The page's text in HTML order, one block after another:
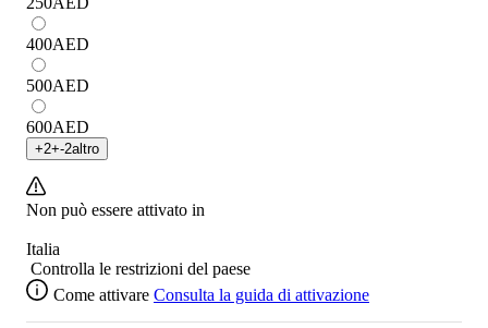
400AED
500AED
600AED
+2+-2altro
Non può essere attivato in
Italia
Controlla le restrizioni del paese
Come attivare Consulta la guida di attivazione